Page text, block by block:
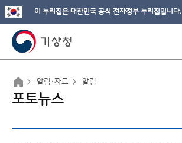
이 누리집은 대한민국 공식 전자정부 누리집입니다.
알림·자료 알림
포토뉴스